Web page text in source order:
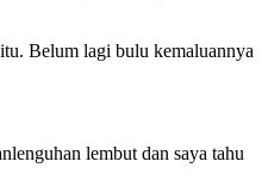
Belum lagi bulu kemaluannya
lembut dan saya tahu